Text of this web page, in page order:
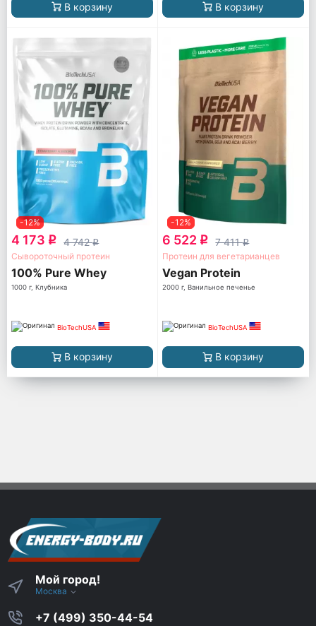
В корзину В корзину
-12%
4 173 q 4 742q
Сывороточный протеин
100% Pure Whey
1000 г, Клубника
BioTechUSA
В корзину
-12%
6 522 q 7 411q
Протеин для вегетарианцев
Vegan Protein
2000 г, Ванильное печенье
BioTechUSA
В корзину
Мой город!
Москва
+7 (499) 350-44-54